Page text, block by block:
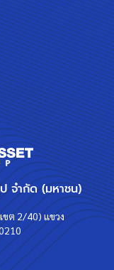
จำกัด (มหาชน)
ขต 2/40) แขวง